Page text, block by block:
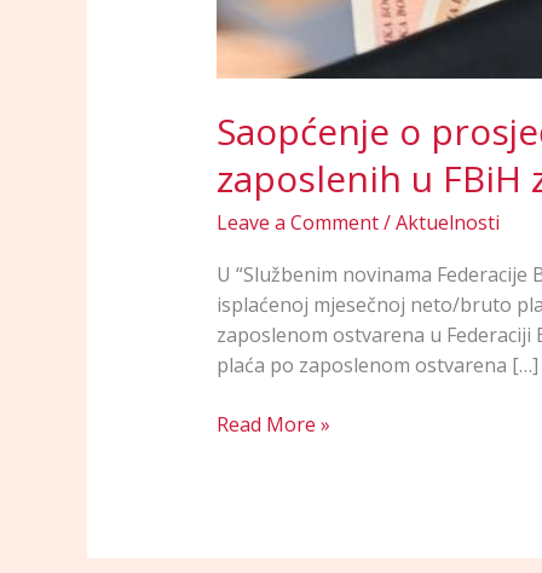
Saopćenje o
zaposlenih u FBiH
Leave a Comment/Aktuelnosti
U “Službenim novinama
isplaćenoj mjesečnoj neto/bruto
zaposlenom ostvarena u Federaciji
plaća po zaposlenom ostvarena […]
Read More »